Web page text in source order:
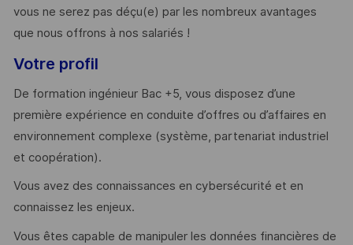
vous ne serez pas déçu(e) par les nombreux avantages
que nous offrons à nos salariés !
Votre profil
De formation ingénieur Bac +5, vous disposez d’une
première expérience en conduite d’offres ou d’affaires en
environnement complexe (système, partenariat industriel
et coopération).
Vous avez des connaissances en cybersécurité et en
connaissez les enjeux.
Vous êtes capable de manipuler les données financières de